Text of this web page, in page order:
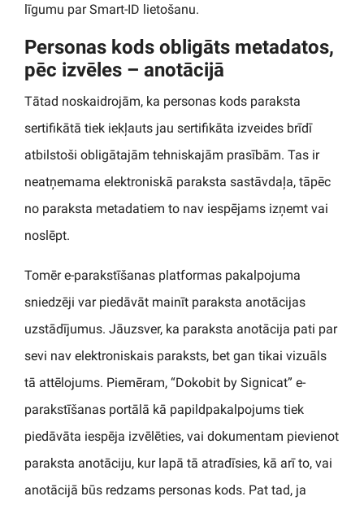
līgumu par Smart-ID lietošanu.
Personas kods obligāts metadatos,
pēc izvēles – anotācijā
Tātad noskaidrojām, ka personas kods paraksta
sertifikātā tiek iekļauts jau sertifikāta izveides brīdī
atbilstoši obligātajām tehniskajām prasībām. Tas ir
neatņemama elektroniskā paraksta sastāvdaļa, tāpēc
no paraksta metadatiem to nav iespējams izņemt vai
noslēpt.
Tomēr e-parakstīšanas platformas pakalpojuma
sniedzēji var piedāvāt mainīt paraksta anotācijas
uzstādījumus. Jāuzsver, ka paraksta anotācija pati par
sevi nav elektroniskais paraksts, bet gan tikai vizuāls
tā attēlojums. Piemēram, “Dokobit by Signicat” e-
parakstīšanas portālā kā papildpakalpojums tiek
piedāvāta iespēja izvēlēties, vai dokumentam pievienot
paraksta anotāciju, kur lapā tā atradīsies, kā arī to, vai
anotācijā būs redzams personas kods. Pat tad, ja